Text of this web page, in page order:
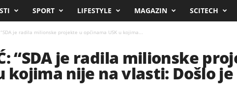
SPORT LIFESTYLE MAGAZIN SCITECH
“SDA je radila milionske projekte u općinama USK u kojima...
“SDA je radila milionske
kojima nije na vlasti: Došlo